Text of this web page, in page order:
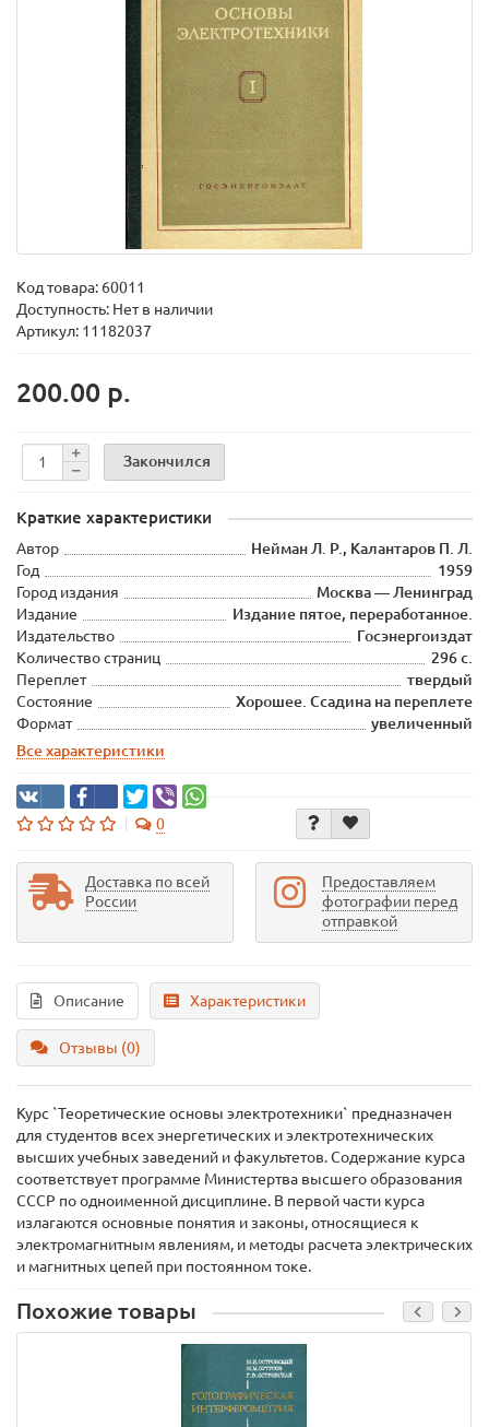
Код товара: 60011
Доступность: Нет в наличии
Артикул: 11182037
200.00 р.
Закончился
Краткие характеристики
Автор
Нейман Л. Р., Калантаров П. Л.
Год
1959
Город издания
Москва — Ленинград
Издание
Издание пятое, переработанное.
Издательство
Госэнергоиздат
Количество страниц
296 с.
Переплет
твердый
Состояние
Хорошее. Ссадина на переплете
Формат
увеличенный
Все характеристики
0
Доставка по всей
России
Предоставляем
фотографии перед
отправкой
Описание Характеристики
Отзывы (0)
Курс `Теоретические основы электротехники` предназначен
для студентов всех энергетических и электротехнических
высших учебных заведений и факультетов. Содержание курса
соответствует программе Министертва высшего образования
СССР по одноименной дисциплине. В первой части курса
излагаются основные понятия и законы, относящиеся к
электромагнитным явлениям, и методы расчета электрических
и магнитных цепей при постоянном токе.
Похожие товары